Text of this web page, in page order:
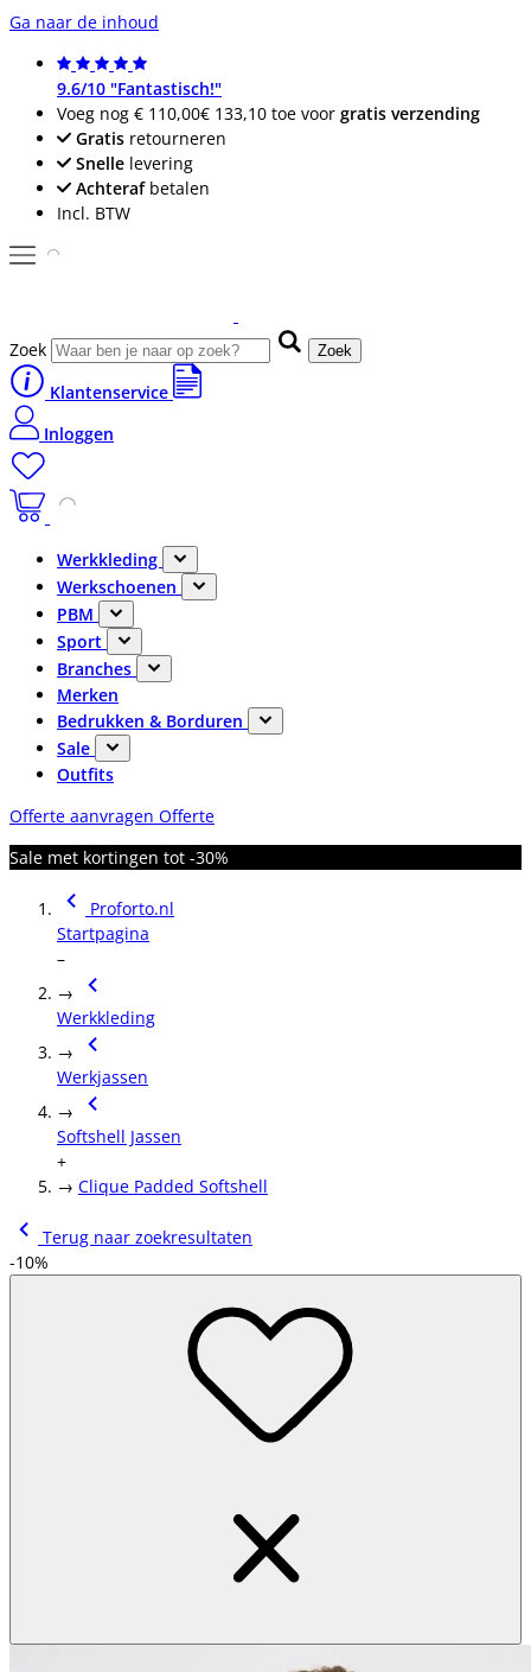
Ga naar de inhoud
9.6/10 "Fantastisch!"
Voeg nog € 110,00€ 133,10 toe voor gratis verzending
Gratis retourneren
Snelle levering
Achterafbetalen
Incl. BTW
Zoek Zoek
Klantenservice
Inloggen
Werkkleding
Werkschoenen
PBM
Sport
Branches
Merken
Bedrukken & Borduren
Sale
Outfits
Offerte aanvragen Offerte
Sale met kortingen tot -30%
Proforto.nl
Startpagina
–
→
Werkkleding
→
Werkjassen
→
Softshell Jassen
+
→ Clique Padded Softshell
Terug naar zoekresultaten
-10%